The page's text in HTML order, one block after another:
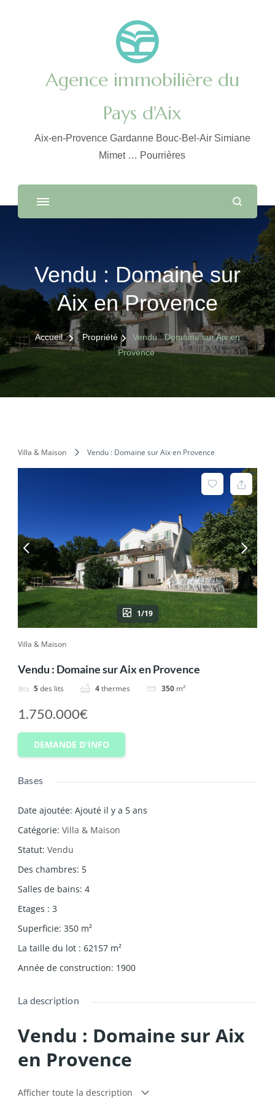
Agence immobilière du
Pays d'Aix
Aix-en-Provence Gardanne Bouc-Bel-Air Simiane
Mimet … Pourrières
Vendu : Domaine sur
Aix en Provence
Accueil Propriété
Vendu : Domaine sur Aix en
Provence
Villa & Maison Vendu : Domaine sur Aix en Provence
1/19
Villa & Maison
Vendu : Domaine sur Aix en Provence
5des lits 4thermes 350 m²
1.750.000€
DEMANDE D'INFO
Bases
Date ajoutée: Ajouté il y a 5 ans
Catégorie: Villa & Maison
Statut: Vendu
Des chambres: 5
Salles de bains: 4
Etages : 3
Superficie: 350 m²
La taille du lot : 62157 m²
Année de construction: 1900
La description
Vendu : Domaine sur Aix
en Provence
L’agence du Pays d’Aix vous propose à la vente une
Afficher toute la description